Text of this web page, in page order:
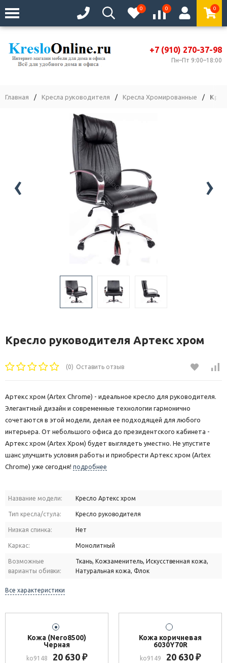
0 0 0
+7 (910) 270-37-98
Пн–Пт 9:00–18:00
Главная / Кресла руководителя / Кресла Хромированные /
‹ ›
Кресло руководителя Артекс хром
(0) Оставить отзыв
Артекс хром (Artex Chrome) - идеальное кресло для руководителя.
Элегантный дизайн и современные технологии гармонично
сочетаются в этой модели, делая ее подходящей для любого
интерьера. От небольшого офиса до президентского кабинета -
Артекс хром (Artex Хром) будет выглядеть уместно. Не упустите
шанс улучшить условия работы и приобрести Артекс хром (Artex
Chrome) уже сегодня! подробнее
Название модели: Кресло Артекс хром
Тип кресла/стула: Кресло руководителя
Низкая спинка: Нет
Каркас: Монолитный
Возможные
варианты обивки:
Ткань, Кожзаменитель, Искусственная кожа,
Натуральная кожа, Флок
Все характеристики
Кожа (Nero8500)
Черная
ko9148 20 630 ₽
Кожа коричневая
6030Y70R
ko9149 20 630 ₽